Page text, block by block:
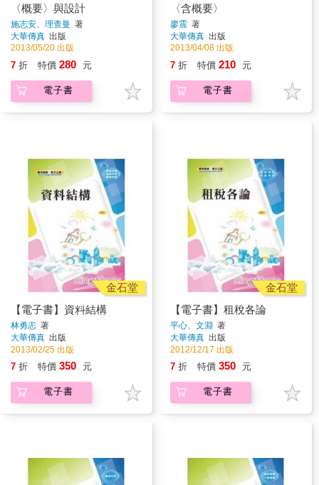
〈概要〉與設計
施志安、理查曼 著
大華傳真 出版
2013/05/20 出版
7 折 特價 280 元
電子書
〈含概要〉
廖震 著
大華傳真 出版
2013/04/08 出版
7 折 特價 210 元
電子書
金石堂
【電子書】資料結構
林勇志 著
大華傳真 出版
2013/02/25 出版
7 折 特價 350 元
電子書
金石堂
【電子書】租稅各論
平心、文淵 著
大華傳真 出版
2012/12/17 出版
7 折 特價 350 元
電子書